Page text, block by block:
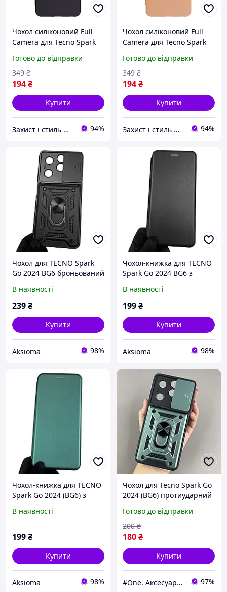
Чохол силіконовий Full
Camera для Tecno Spark
мікрофіброю всередині
захисний темно-синій
Готово до відправки
194₴
349 ₴
Купити
Захист і стиль — в одному магазині 94%
Чохол силіконовий Full
Camera для Tecno Spark
мікрофіброю всередині
захист камери 19.Pink
Sand
Готово до відправки
194₴
349 ₴
Купити
Захист і стиль — в одному магазині 94%
Чохол для TECNO Spark
Go 2024 BG6 броньований
техно спарк го 2024
чорний rg1
В наявності
239₴
Купити
Aksioma 98%
Чохол-книжка для TECNO
Spark Go 2024 BG6 з
спарк го 2024 чорна gd1
В наявності
199₴
Купити
Aksioma 98%
Чохол-книжка для TECNO
Spark Go 2024 (BG6) з
спарк го 2024 зелена gd1
В наявності
199₴
Купити
Aksioma 98%
Чохол для Tecno Spark Go
2024 (BG6) протиударний
на техно спарк го 2024
зелений crt
Готово до відправки
180₴
200 ₴
Купити
#One. Аксесуари до смартфонів 97%